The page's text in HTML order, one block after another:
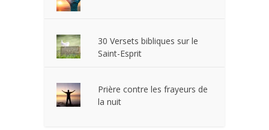
30 Versets bibliques sur le
Saint-Esprit
Prière contre les frayeurs de
la nuit